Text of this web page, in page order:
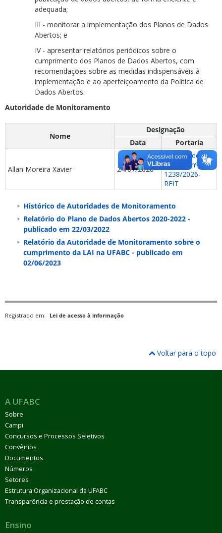
adequada;
III - monitorar a implementação dos Planos de Dados
Abertos; e
IV - apresentar relatórios periódicos sobre o
cumprimento dos Planos de Dados Abertos, com
recomendações sobre as medidas indispensáveis à
implementação e ao aperfeiçoamento da Política de
Dados Abertos.
Autoridade de Monitoramento
Nome
Designação
Data
Portaria
Allan Moreira Xavier 24/07/2026
Portaria de
Pessoal nº
1238/2026-
REIT
Histórico de Autoridades de Monitoramento
Relatório do Plano de Dados Abertos 2020-2022 -
publicado em 22/03/2022
Relatório da Autoridade de Monitoramento sobre o
cumprimento da LAI na UFABC - publicado em
02/06/2023
Registrado em: Lei de acesso à informação
Voltar para o topo
A UFABC
Sobre
Campi
Concursos e Processos Seletivos
Convênios
Documentos
Números
Setores
Estrutura Organizacional da UFABC
Transparência e prestação de contas
Ensino